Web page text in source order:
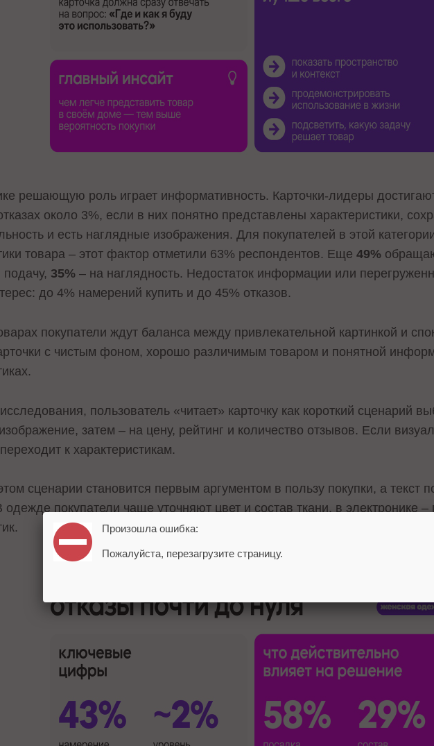
решающую роль играет информативность. Карточки-лидеры
около 3%, если в них понятно представлены характеристики,
и есть наглядные изображения. Для покупателей в этой
товара – этот фактор отметили 63% респондентов. Еще49%
35% – на наглядность. Недостаток информации или
до 4% намерений купить и до 45% отказов.
покупатели ждут баланса между привлекательной картинкой и
с чистым фоном, хорошо различимым товаром и понятной
пользователь «читает» карточку как короткий сценарий
затем – на цену, рейтинг и количество отзывов. Если
к характеристикам.
сценарии становится первым аргументом в пользу покупки, а текст
одежде покупатели чаще уточняют цвет и состав ткани, в электронике
Произошла ошибка:
Пожалуйста, перезагрузите страницу.